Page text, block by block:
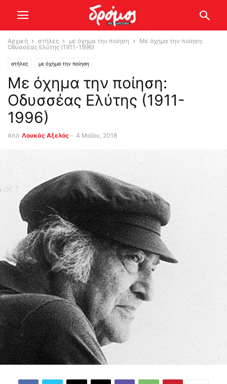
Αρχική στήλες με όχημα την ποίηση
Με όχημα την ποίηση:
Οδυσσέας Ελύτης (1911-1996)
στήλες με όχημα την ποίηση
Με όχημα την ποίηση:
Οδυσσέας Ελύτης (1911-
1996)
Από Λουκάς Αξελός - 4 Μαΐου, 2018